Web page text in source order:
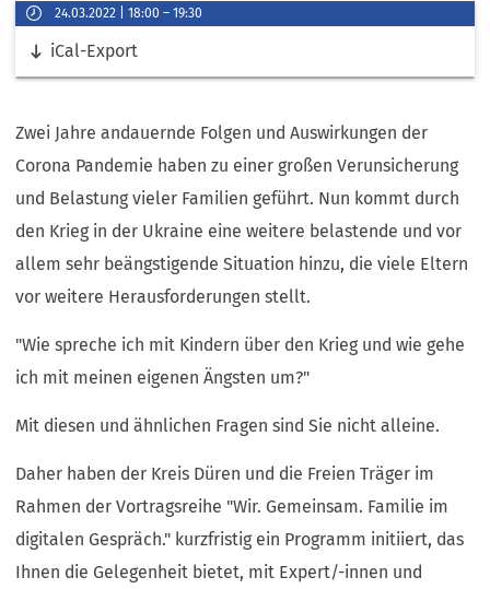
Veranstaltungsinformationen
Datum
Uhrzeit
24.03.2022 18:00 – 19:30
LinksiCal-Export
Zwei Jahre andauernde Folgen und Auswirkungen der
Corona Pandemie haben zu einer großen Verunsicherung
und Belastung vieler Familien geführt. Nun kommt durch
den Krieg in der Ukraine eine weitere belastende und vor
allem sehr beängstigende Situation hinzu, die viele Eltern
vor weitere Herausforderungen stellt.
"Wie spreche ich mit Kindern über den Krieg und wie gehe
ich mit meinen eigenen Ängsten um?"
Mit diesen und ähnlichen Fragen sind Sie nicht alleine.
Daher haben der Kreis Düren und die Freien Träger im
Rahmen der Vortragsreihe "Wir. Gemeinsam. Familie im
digitalen Gespräch." kurzfristig ein Programm initiiert, das
Ihnen die Gelegenheit bietet, mit Expert/-innen und